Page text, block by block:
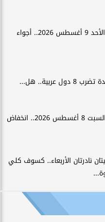
طقس اليوم الأحد 9 أغسطس 2026.. أجواء
عربية.. هل...
الطقس غدًا السبت 8 أغسطس 2026.. انخفاض
نادرتان الأربعاء.. كسوف كلي